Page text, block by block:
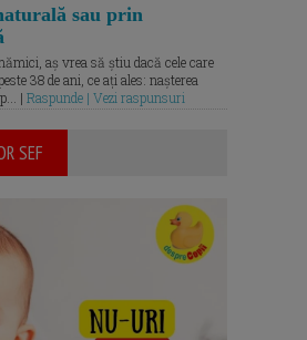
sau prin
aș vrea să știu dacă cele care
38 de ani, ce ați ales: nașterea
| Raspunde | Vezi raspunsuri
SEF